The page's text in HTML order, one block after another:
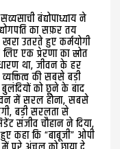
बंद्योपाध्याय ने
का सफ़र तय
उतरते हुए कर्मयोगी
एक प्रेरणा का स्रोत
था, जीवन के हर
की सबसे बड़ी
को छूने के बाद
में सरल होना, सबसे
बड़ी सरलता से
संजीव चौहान ने दिया,
कहा कि “बाबूजी” ओपी